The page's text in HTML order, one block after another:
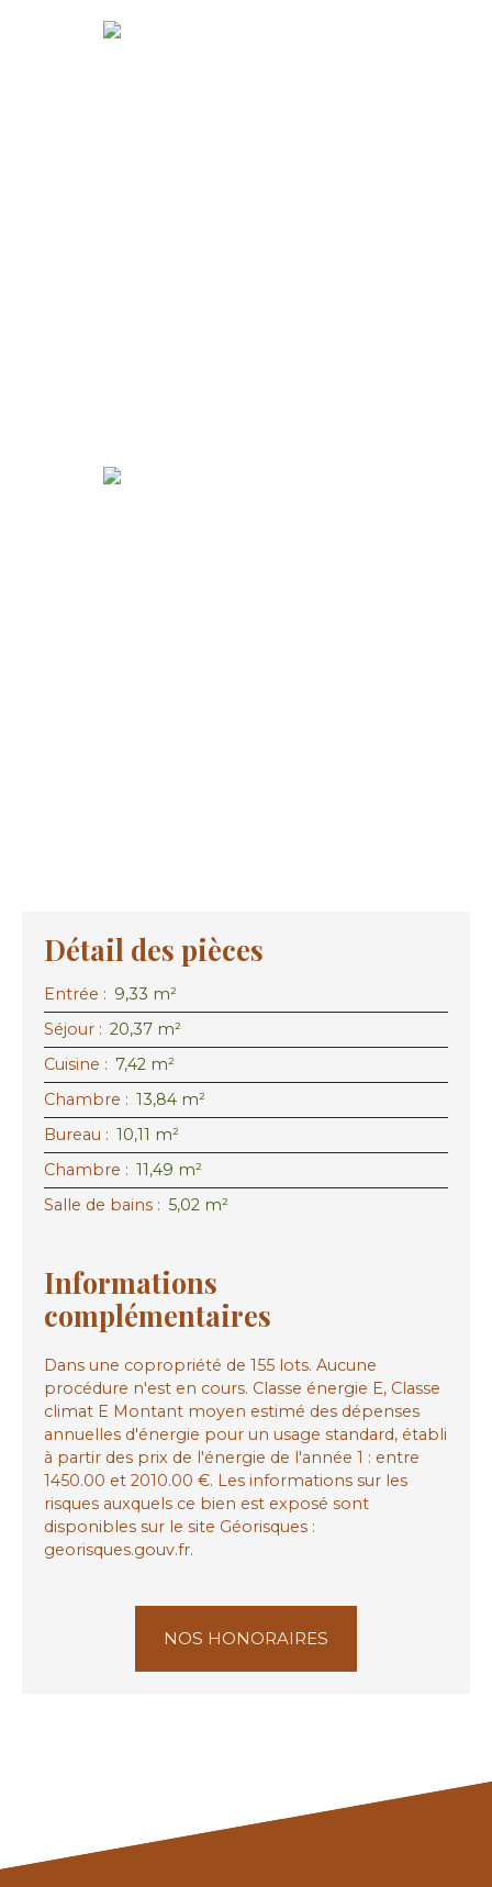
Détail des pièces
Entrée : 9,33 m²
Séjour : 20,37 m²
Cuisine : 7,42 m²
Chambre : 13,84 m²
Bureau : 10,11 m²
Chambre : 11,49 m²
Salle de bains : 5,02 m²
Informations
complémentaires
Dans une copropriété de 155 lots. Aucune
procédure n'est en cours. Classe énergie E, Classe
climat E Montant moyen estimé des dépenses
annuelles d'énergie pour un usage standard, établi
à partir des prix de l'énergie de l'année 1 : entre
1450.00 et 2010.00 €. Les informations sur les
risques auxquels ce bien est exposé sont
disponibles sur le site Géorisques :
georisques.gouv.fr.
NOS HONORAIRES